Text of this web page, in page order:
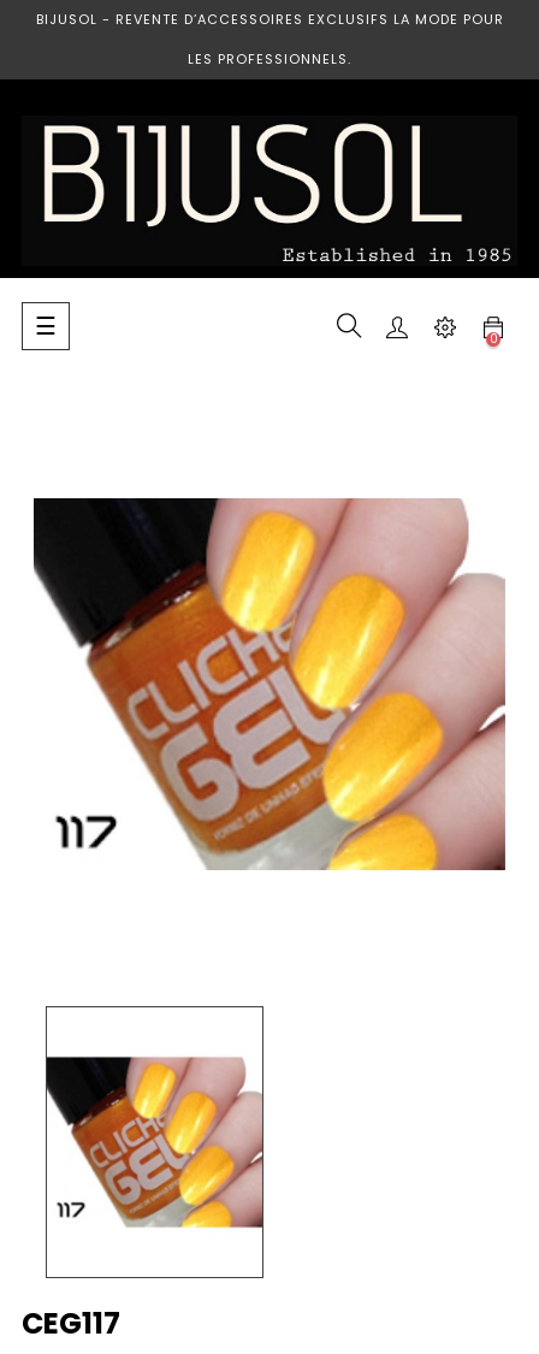
BIJUSOL - REVENTE D’ACCESSOIRES EXCLUSIFS LA MODE POUR
LES PROFESSIONNELS.
Basculer
la
☰ 0
CEG117